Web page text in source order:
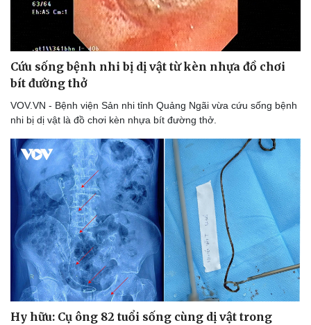
Cứu sống bệnh nhi bị dị vật từ kèn nhựa đồ chơi
bít đường thở
VOV.VN - Bệnh viện Sản nhi tỉnh Quảng Ngãi vừa cứu sống bệnh
nhi bị dị vật là đồ chơi kèn nhựa bít đường thở.
Hy hữu: Cụ ông 82 tuổi sống cùng dị vật trong